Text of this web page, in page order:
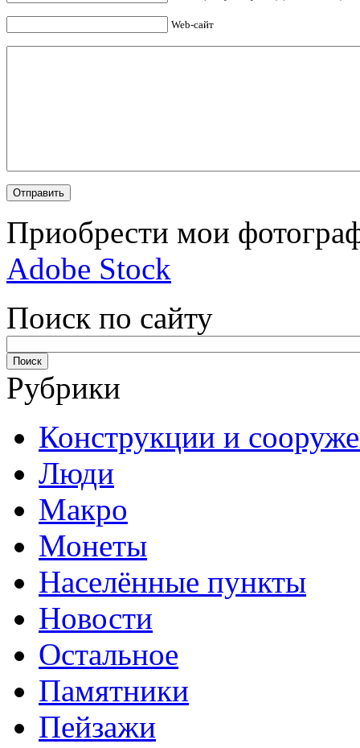
Web-сайт
Приобрести мои
Adobe Stock
Поиск по сайту
Рубрики
Конструкции и
Люди
Макро
Монеты
Населённые пункты
Новости
Остальное
Памятники
Пейзажи